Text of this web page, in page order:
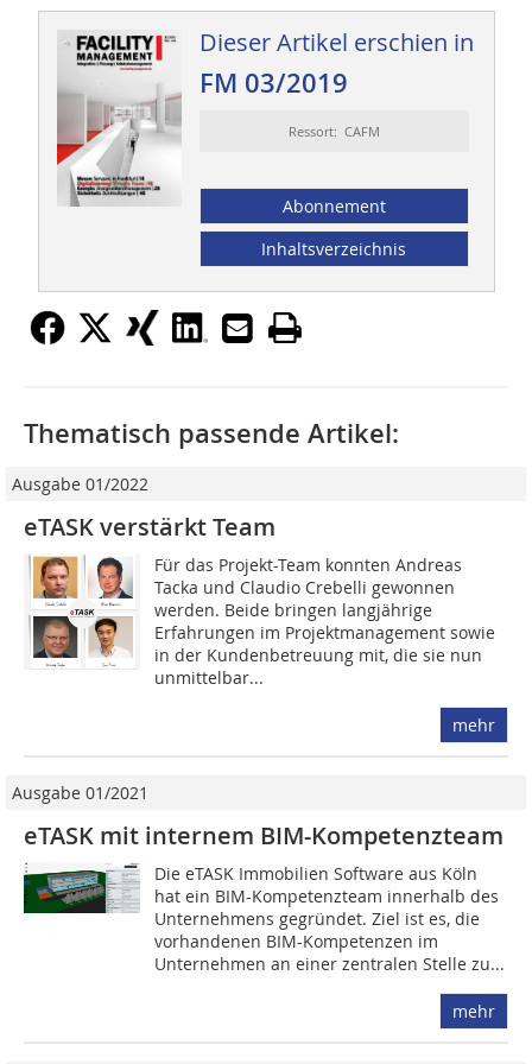
Dieser Artikel erschien in
FM 03/2019
Ressort: CAFM
Abonnement
Inhaltsverzeichnis
Thematisch passende Artikel:
Ausgabe 01/2022
eTASK verstärkt Team
Für das Projekt-Team konnten Andreas
Tacka und Claudio Crebelli gewonnen
werden. Beide bringen langjährige
Erfahrungen im Projektmanagement sowie
in der Kundenbetreuung mit, die sie nun
unmittelbar...
mehr
Ausgabe 01/2021
eTASK mit internem BIM-Kompetenzteam
Die eTASK Immobilien Software aus Köln
hat ein BIM-Kompetenzteam innerhalb des
Unternehmens gegründet. Ziel ist es, die
vorhandenen BIM-Kompetenzen im
Unternehmen an einer zentralen Stelle zu...
mehr